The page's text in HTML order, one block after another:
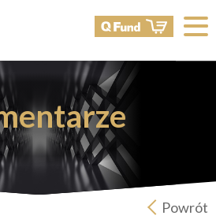
Powrót